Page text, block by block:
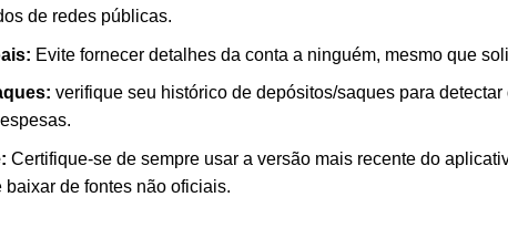
de redes públicas.
Evite fornecer detalhes da conta a ninguém, mesmo que
verifique seu histórico de depósitos/saques para
Certifique-se de sempre usar a versão mais recente do
de fontes não oficiais.